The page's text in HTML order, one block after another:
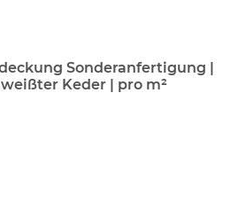
Sonderanfertigung |
Keder | pro m²